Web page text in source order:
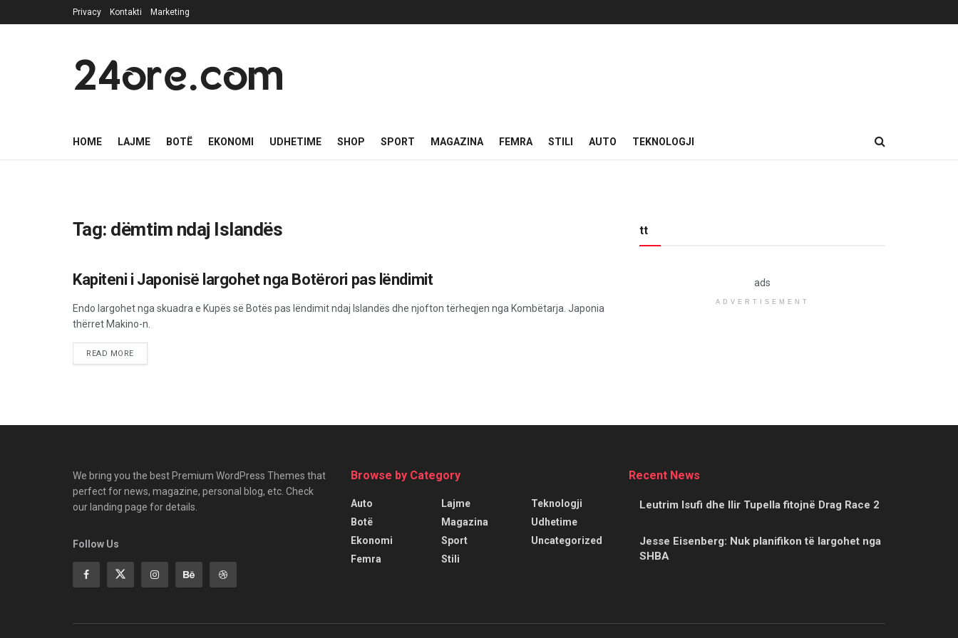
Privacy Kontakti Marketing
24ore.com
HOME LAJME BOTË EKONOMI UDHETIME SHOP SPORT MAGAZINA FEMRA STILI AUTO TEKNOLOGJI
Tag: dëmtim ndaj Islandës
SPORT
Kapiteni i Japonisë largohet nga Botërori pas lëndimit
Endo largohet nga skuadra e Kupës së Botës pas lëndimit ndaj Islandës dhe njofton tërheqjen nga Kombëtarja. Japonia
thërret Makino-n.
READ MORE
tt
ads
ADVERTISEMENT
We bring you the best Premium WordPress Themes that
perfect for news, magazine, personal blog, etc. Check
our landing page for details.
Follow Us
Browse by Category
Auto
Botë
Ekonomi
Femra
Lajme
Magazina
Sport
Stili
Teknologji
Udhetime
Uncategorized
Recent News
Leutrim Isufi dhe Ilir Tupella fitojnë Drag Race 2
Jesse Eisenberg: Nuk planifikon të largohet nga
SHBA